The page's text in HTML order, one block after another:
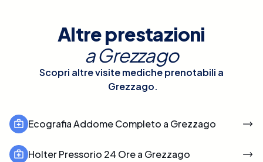
Altre prestazioni
aGrezzago
Scopri altre visite mediche prenotabili a
Grezzago.
Ecografia Addome Completo a Grezzago
Holter Pressorio 24 Ore a Grezzago